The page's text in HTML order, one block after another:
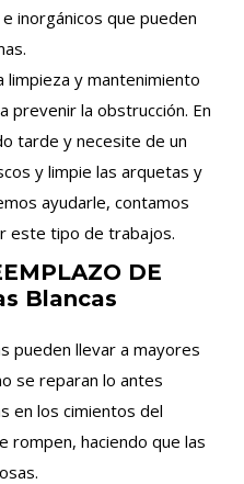
inorgánicos que pueden
limpieza y mantenimiento
prevenir la obstrucción. En
tarde y necesite de un
y limpie las arquetas y
ayudarle, contamos
este tipo de trabajos.
DE
Blancas
pueden llevar a mayores
se reparan lo antes
en los cimientos del
rompen, haciendo que las